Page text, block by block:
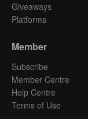
Giveaways
Platforms
Member
Subscribe
Member Centre
Help Centre
Terms of Use